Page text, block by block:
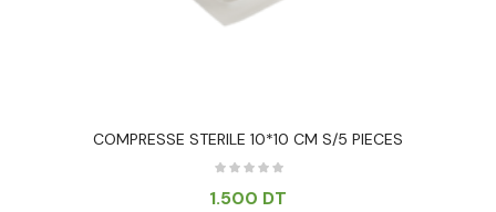
COMPRESSE STERILE 10*10 CM S/5 PIECES
1.500 DT